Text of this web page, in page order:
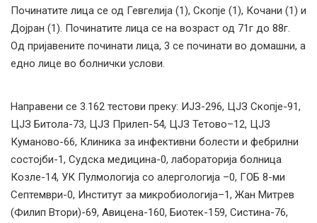
Починатите лица се од Гевгелија (1), Скопје (1), Кочани (1) и
Дојран (1). Починатите лица се на возраст од 71г до 88г.
Од пријавените починати лица, 3 се починати во домашни, а
едно лице во болнички услови.
Направени се 3.162 тестови преку: ИЈЗ-296, ЦЈЗ Скопје-91,
ЦЈЗ Битола-73, ЦЈЗ Прилеп-54, ЦЈЗ Тетово–12, ЦЈЗ
Куманово-66, Клиника за инфективни болести и фебрилни
состојби-1, Судска медицина-0, лабораторија болница
Козле-14, УК Пулмологија со алергологија –0, ГОБ 8-ми
Септември-0, Институт за микробиологија–1, Жан Митрев
(Филип Втори)-69, Авицена-160, Биотек-159, Систина-76,